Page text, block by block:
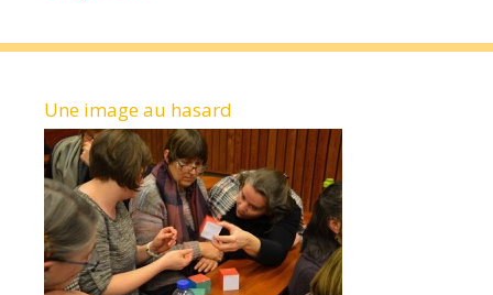
Une image au hasard